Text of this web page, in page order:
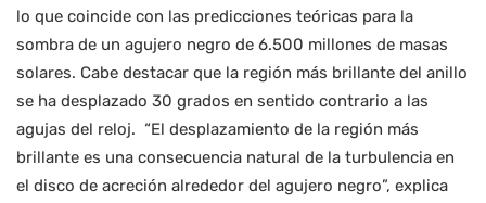
lo que coincide con las predicciones teóricas para la
sombra de un agujero negro de 6.500 millones de masas
solares. Cabe destacar que la región más brillante del anillo
se ha desplazado 30 grados en sentido contrario a las
agujas del reloj. “El desplazamiento de la región más
brillante es una consecuencia natural de la turbulencia en
el disco de acreción alrededor del agujero negro”, explica